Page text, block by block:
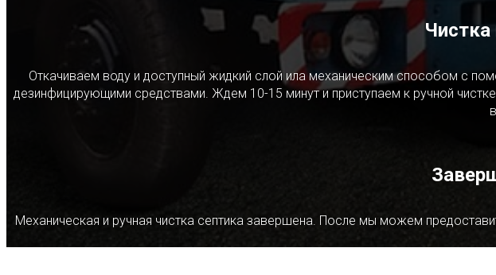
Чистка
Откачиваем воду и доступный жидкий слой ила механическим способом с
дезинфицирующими средствами. Ждем 10-15 минут и приступаем к ручной
Механическая и ручная чистка септика завершена. После мы можем